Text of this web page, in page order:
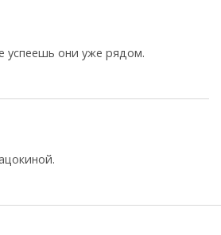
успеешь они уже рядом.